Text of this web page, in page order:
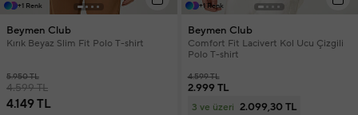
+1 Renk
Beymen Club
Kırık Beyaz Slim Fit Polo T-shirt
5.950 TL
4.599 TL
4.149 TL
+1 Renk
Beymen Club
Comfort Fit Lacivert Kol Ucu Çizgili
Polo T-shirt
4.599 TL
2.999 TL
3 ve üzeri 2.099,30 TL